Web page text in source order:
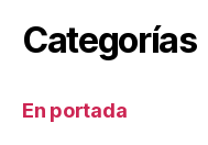
Categorías
En portada